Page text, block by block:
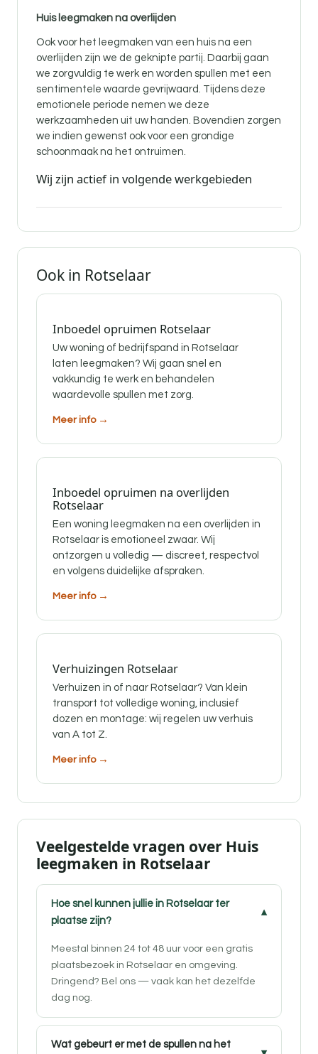
Huis leegmaken na overlijden
Ook voor het leegmaken van een huis na een
overlijden zijn we de geknipte partij. Daarbij gaan
we zorgvuldig te werk en worden spullen met een
sentimentele waarde gevrijwaard. Tijdens deze
emotionele periode nemen we deze
werkzaamheden uit uw handen. Bovendien zorgen
we indien gewenst ook voor een grondige
schoonmaak na het ontruimen.
Wij zijn actief in volgende werkgebieden
Ook in Rotselaar
Inboedel opruimen Rotselaar
Uw woning of bedrijfspand in Rotselaar
laten leegmaken? Wij gaan snel en
vakkundig te werk en behandelen
waardevolle spullen met zorg.
Meer info →
Inboedel opruimen na overlijden
Rotselaar
Een woning leegmaken na een overlijden in
Rotselaar is emotioneel zwaar. Wij
ontzorgen u volledig — discreet, respectvol
en volgens duidelijke afspraken.
Meer info →
Verhuizingen Rotselaar
Verhuizen in of naar Rotselaar? Van klein
transport tot volledige woning, inclusief
dozen en montage: wij regelen uw verhuis
van A tot Z.
Meer info →
Veelgestelde vragen over Huis
leegmaken in Rotselaar
Hoe snel kunnen jullie in Rotselaar ter
plaatse zijn?
Meestal binnen 24 tot 48 uur voor een gratis
plaatsbezoek in Rotselaar en omgeving.
Dringend? Bel ons — vaak kan het dezelfde
dag nog.
Wat gebeurt er met de spullen na het